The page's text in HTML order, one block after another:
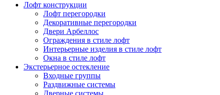
Лофт конструкции
Лофт перегородки
Декоративные перегородки
Двери Арбеллос
Ограждения в стиле лофт
Интерьерные изделия в стиле лофт
Окна в стиле лофт
Экстерьерное остекление
Входные группы
Раздвижные системы
Дверные системы